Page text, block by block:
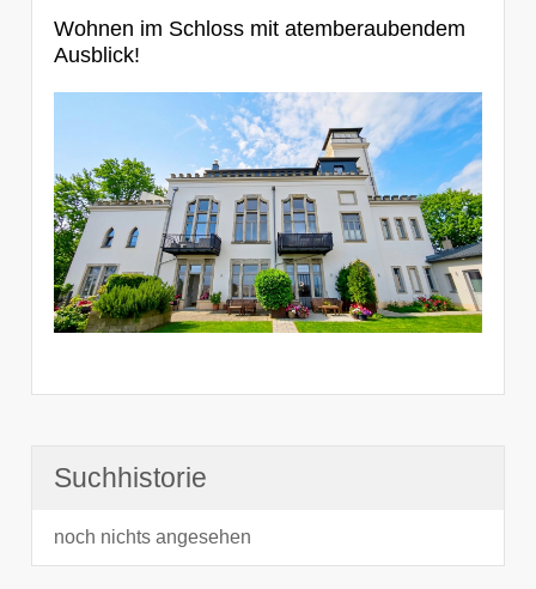
Wohnen im Schloss mit atemberaubendem
Ausblick!
Suchhistorie
noch nichts angesehen